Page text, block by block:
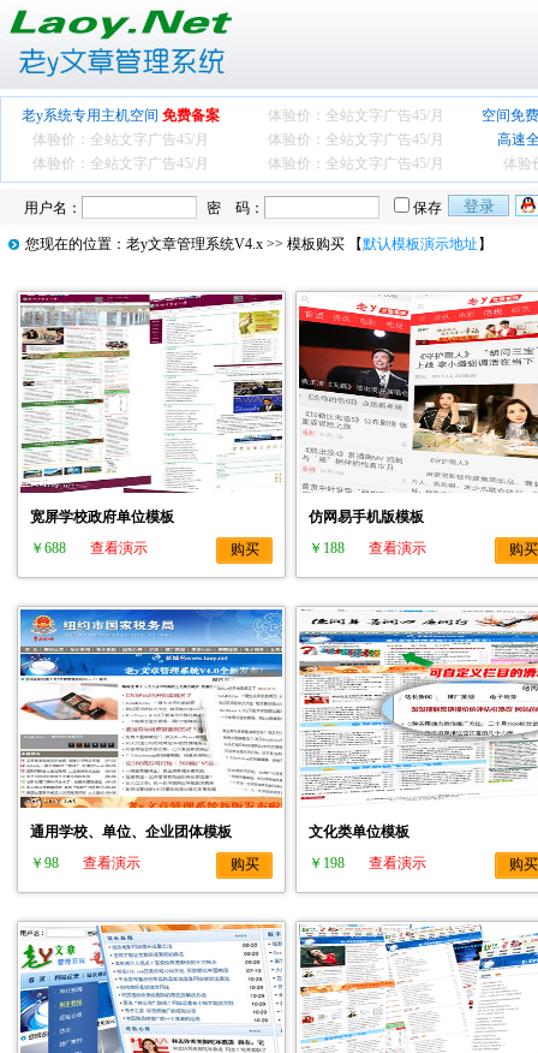
老y系统专用主机空间 免费备案 体验价：全站文字广告45/月
空间免
体验价：全站文字广告45/月 体验价：全站文字广告45/月
高速
体验价：全站文字广告45/月 体验价：全站文字广告45/月 体验
用户名： 密 码： 保存
您现在的位置： 老y文章管理系统V4.x >> 模板购买 【默认模板演示地址 】
宽屏学校政府单位模板
￥688
查看演示 购买
仿网易手机版模板
￥188
查看演示 购买
通用学校、单位、企业团体模板
￥98
查看演示 购买
文化类单位模板
￥198
查看演示 购买